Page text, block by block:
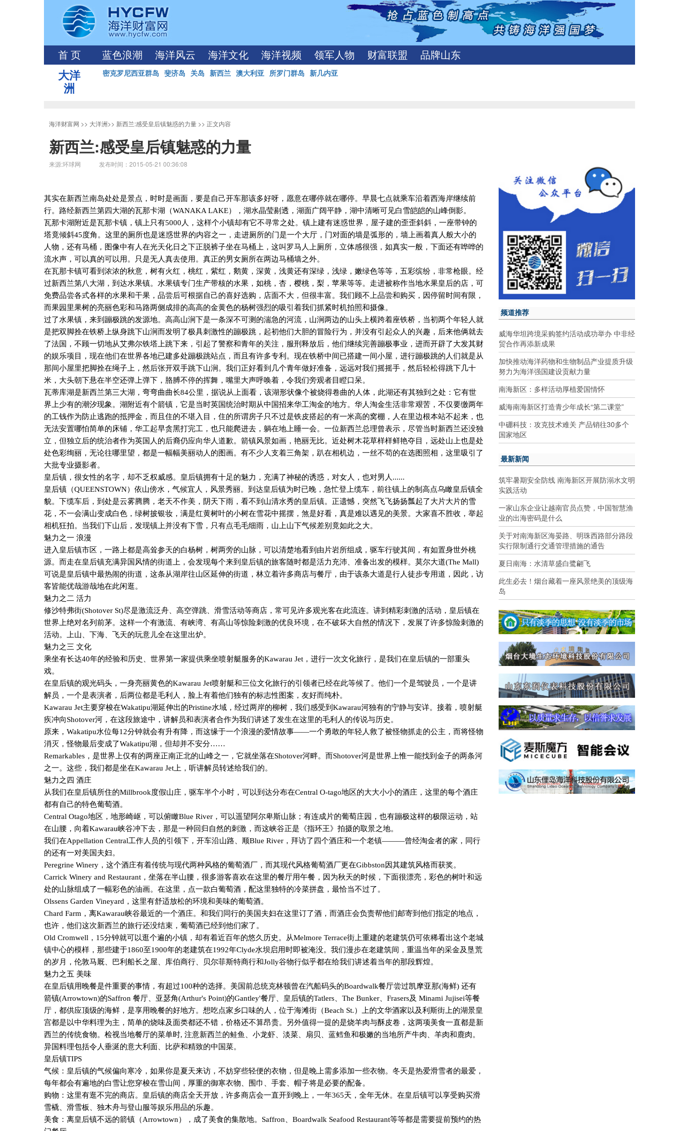
首 页 蓝色浪潮 海洋风云 海洋文化 海洋视频 领军人物 财富联盟 品牌山东
大洋
洲
密克罗尼西亚群岛 斐济岛 关岛 新西兰 澳大利亚 所罗门群岛 新几内亚
海洋财富网 >> 大洋洲>> 新西兰:感受皇后镇魅惑的力量 >> 正文内容
新西兰:感受皇后镇魅惑的力量
来源:环球网 发布时间：2015-05-21 00:36:08
其实在新西兰南岛处处是景点，时时是画面，要是自己开车那该多好呀，愿意在哪停就在哪停。早晨七点就乘车沿着西海岸继续前
行。路经新西兰第四大湖的瓦那卡湖（WANAKA LAKE），湖水晶莹剔透，湖面广阔平静，湖中清晰可见白雪皑皑的山峰倒影。
瓦那卡湖附近是瓦那卡镇，镇上只有5000 人，这样个小镇却有它不寻常之处。镇上建有迷惑世界，屋子建的歪歪斜斜，一座带钟的
塔竟倾斜45度角。这里的厕所也是迷惑世界的内容之一，走进厕所的门是一个大厅，门对面的墙是弧形的，墙上画着真人般大小的
人物，还有马桶，图像中有人在光天化日之下正脱裤子坐在马桶上，这叫罗马人上厕所，立体感很强，如真实一般，下面还有哗哗的
流水声，可以真的可以用。只是无人真去使用。真正的男女厕所在两边马桶墙之外。
在瓦那卡镇可看到浓浓的秋意，树有火红，桃红，紫红，鹅黄，深黄，浅黄还有深绿，浅绿，嫩绿色等等，五彩缤纷，非常枪眼。经
过新西兰第八大湖，到达水果镇。水果镇专门生产带核的水果，如桃，杏，樱桃，梨，苹果等等。走进被称作当地水果皇后的店，可
免费品尝各式各样的水果和干果，品尝后可根据自己的喜好选购，店面不大，但很丰富。我们顾不上品尝和购买，因停留时间有限，
而果园里果树的亮丽色彩和马路两侧成排的高高的金黄色的杨树强烈的吸引着我们抓紧时机拍照和摄像。
过了水果镇，来到蹦极跳的发源地。高高山涧下是一条深不可测的湍急的河流，山涧两边的山头上横跨着座铁桥，当初两个年轻人就
是把双脚拴在铁桥上纵身跳下山涧而发明了极具刺激性的蹦极跳，起初他们大胆的冒险行为，并没有引起众人的兴趣，后来他俩就去
了法国，不顾一切地从艾弗尔铁塔上跳下来，引起了警察和青年的关注，服刑释放后，他们继续完善蹦极事业，进而开辟了大发其财
的娱乐项目，现在他们在世界各地已建多处蹦极跳站点，而且有许多专利。现在铁桥中间已搭建一间小屋，进行蹦极跳的人们就是从
那间小屋里把脚拴在绳子上，然后张开双手跳下山涧。我们正好看到几个青年做好准备，远远对我们摇摇手，然后轻松得跳下几十
米，大头朝下悬在半空还弹上弹下，胳膊不停的挥舞，嘴里大声呼唤着，令我们旁观者目瞪口呆。
瓦蒂库湖是新西兰第三大湖，弯弯曲曲长84公里，据说从上面看，该湖形状像个被烧得卷曲的人体，此湖还有其独到之处：它有世
界上少有的潮汐现象。湖附近有个箭镇，它是当时英国统治时期从中国招来华工淘金的地方。华人淘金生活非常艰苦，不仅要缴两年
的工钱作为防止逃跑的抵押金，而且住的不堪入目，住的所谓房子只不过是铁皮搭起的有一米高的窝棚，人在里边根本站不起来，也
无法安置哪怕简单的床铺，华工起早贪黑打完工，也只能爬进去，躺在地上睡一会。一位新西兰总理曾表示，尽管当时新西兰还没独
立，但独立后的统治者作为英国人的后裔仍应向华人道歉。箭镇风景如画，艳丽无比。近处树木花草样样鲜艳夺目，远处山上也是处
处色彩绚丽，无论往哪里望，都是一幅幅美丽动人的图画。有不少人支着三角架，趴在相机边，一丝不苟的在选图照相，这里吸引了
大批专业摄影者。
皇后镇，很女性的名字，却不乏权威感。皇后镇拥有十足的魅力，充满了神秘的诱惑，对女人，也对男人 ......
皇后镇（QUEENSTOWN）依山傍水，气候宜人，风景秀丽。到达皇后镇为时已晚，急忙登上缆车，前往镇上的制高点乌瞰皇后镇全
貌。下缆车后，到处是云雾腾腾，老天不作美，阴天下雨，看不到山清水秀的皇后镇。正遗憾，突然飞飞扬扬瓢起了大片大片的雪
花，不一会满山变成白色，绿树披银妆，满是红黄树叶的小树在雪花中摇摆，煞是好看，真是难以遇见的美景。大家喜不胜收，举起
相机狂拍。当我们下山后，发现镇上并没有下雪，只有点毛毛细雨，山上山下气候差别竟如此之大。
魅力之一 浪漫
进入皇后镇市区，一路上都是高耸参天的白杨树，树两旁的山脉，可以清楚地看到由片岩所组成，驱车行驶其间，有如置身世外桃
源。而走在皇后镇充满异国风情的街道上，会发现每个来到皇后镇的旅客随时都是活力充沛、准备出发的模样。莫尔大道(The Mall)
可说是皇后镇中最热闹的街道，这条从湖岸往山区延伸的街道，林立着许多商店与餐厅，由于该条大道是行人徒步专用道，因此，访
客皆能优哉游哉地在此闲逛。
魅力之二 活力
修沙特弗街(Shotover St)尽是激流泛舟、高空弹跳、滑雪活动等商店，常可见许多观光客在此流连。讲到精彩刺激的活动，皇后镇在
世界上绝对名列前茅。这样一个有激流、有峡湾、有高山等惊险刺激的优良环境，在不破坏大自然的情况下，发展了许多惊险刺激的
活动。上山、下海、飞天的玩意儿全在这里出炉。
魅力之三 文化
乘坐有长达40年的经验和历史、世界第一家提供乘坐喷射艇服务的Kawarau Jet ，进行一次文化旅行，是我们在皇后镇的一部重头
戏。
在皇后镇的观光码头，一身亮丽黄色的Kawarau Jet喷射艇和三位文化旅行的引领者已经在此等候了。他们一个是驾驶员，一个是讲
解员，一个是表演者，后两位都是毛利人，脸上有着他们独有的标志性图案，友好而纯朴。
Kawarau Jet主要穿梭在Wakatipu湖延伸出的Pristine水域，经过两岸的柳树，我们感受到 Kawarau河独有的宁静与安详。接着，喷射艇
疾冲向Shotover河，在这段旅途中，讲解员和表演者合作为我们讲述了发生在这里的毛利人的传说与历史。
原来， Wakatipu水位每12分钟就会有升有降，而这缘于一个浪漫的爱情故事——一个勇敢的年轻人救了被怪物抓走的公主，而将怪物
消灭，怪物最后变成了Wakatipu湖，但却并不安分……
Remarkables ，是世界上仅有的两座正南正北的山峰之一，它就坐落在Shotover河畔。而Shotover河是世界上惟一能找到金子的两条河
之一。这些，我们都是坐在Kawarau Jet 上，听讲解员转述给我们的。
魅力之四 酒庄
从我们在皇后镇所住的Millbrook度假山庄，驱车半个小时，可以到达分布在Central O-tago地区的大大小小的酒庄，这里的每个酒庄
都有自己的特色葡萄酒。
Central Otago地区，地形崎岖，可以俯瞰Blue River ，可以遥望阿尔卑斯山脉；有连成片的葡萄庄园，也有蹦极这样的极限运动，站
在山腰，向着Kawarau峡谷冲下去，那是一种回归自然的刺激，而这峡谷正是《指环王》拍摄的取景之地。
我们在Appellation Central工作人员的引领下，开车沿山路、顺Blue River ，拜访了四个酒庄和一个老镇———曾经淘金者的家，同行
的还有一对美国夫妇。
Peregrine Winery ，这个酒庄有着传统与现代两种风格的葡萄酒厂，而其现代风格葡萄酒厂更在Gibbston因其建筑风格而获奖。
Carrick Winery and Restaurant ，坐落在半山腰，很多游客喜欢在这里的餐厅用午餐，因为秋天的时候，下面很漂亮，彩色的树叶和远
处的山脉组成了一幅彩色的油画。在这里，点一款白葡萄酒，配这里独特的冷菜拼盘，最恰当不过了。
Olssens Garden Vineyard ，这里有舒适放松的环境和美味的葡萄酒。
Chard Farm ，离Kawarau峡谷最近的一个酒庄。和我们同行的美国夫妇在这里订了酒，而酒庄会负责帮他们邮寄到他们指定的地点，
也许，他们这次新西兰的旅行还没结束，葡萄酒已经到他们家了。
Old Cromwell ， 15分钟就可以逛个遍的小镇，却有着近百年的悠久历史。从Melmore Terrace街上重建的老建筑仍可依稀看出这个老城
镇中心的模样，那些建于1860至1900年的老建筑在1992年Clyde水坝启用时即被淹没。我们漫步在老建筑间，重温当年的采金及垦荒
的岁月，伦敦马厩、巴利船长之屋、库伯商行、贝尔菲斯特商行和Jolly谷物行似乎都在给我们讲述着当年的那段辉煌。
魅力之五 美味
在皇后镇用晚餐是件重要的事情，有超过100种的选择。美国前总统克林顿曾在汽船码头的Boardwalk餐厅尝过凯摩亚那(海鲜) 还有
箭镇(Arrowtown)的Saffron 餐厅、亚瑟角(Arthur's Point)的Gantley'餐厅、皇后镇的Tatlers The Bunker Frasers及 Minami Jujisei等餐
厅，都供应顶级的海鲜，是享用晚餐的好地方。想吃点家乡口味的人，位于海滩街（Beach St.）上的文华酒家以及利斯街上的湖景皇
宫都是以中华料理为主，简单的烧味及面类都还不错，价格还不算昂贵。另外值得一提的是烧羊肉与酥皮卷，这两项美食一直都是新
西兰的传统食物。检视当地餐厅的菜单时, 注意新西兰的鲑鱼、小龙虾、淡菜、扇贝、蓝鳕鱼和极嫩的当地所产牛肉、羊肉和鹿肉。
异国料理包括令人垂涎的意大利面、比萨和精致的中国菜。
皇后镇TIPS
气候：皇后镇的气候偏向寒冷，如果你是夏天来访，不妨穿些轻便的衣物，但是晚上需多添加一些衣物。冬天是热爱滑雪者的最爱，
每年都会有遍地的白雪让您穿梭在雪山间，厚重的御寒衣物、围巾、手套、帽子将是必要的配备。
购物：这里有逛不完的商店。皇后镇的商店全天开放，许多商店会一直开到晚上，一年365天，全年无休。在皇后镇可以享受购买滑
雪橇、滑雪板、独木舟与登山服等娱乐用品的乐趣。
美食：离皇后镇不远的箭镇（Arrowtown），成了美食的集散地。 Saffron Boardwalk Seafood Restaurant等等都是需要提前预约的热
频道推荐
威海华坦跨境采购签约活动成功举办 中非经
贸合作再添新成果
加快推动海洋药物和生物制品产业提质升级
努力为海洋强国建设贡献力量
南海新区：多样活动厚植爱国情怀
威海南海新区打造青少年成长“第二课堂”
中硼科技：攻克技术难关 产品销往30多个
国家地区
最新新闻
筑牢暑期安全防线 南海新区开展防溺水文明
实践活动
一家山东企业让越南官员点赞，中国智慧渔
业的出海密码是什么
关于对南海新区海晏路、明珠西路部分路段
实行限制通行交通管理措施的通告
夏日南海：水清草盛白鹭翩飞
此生必去！烟台藏着一座风景绝美的顶级海
岛